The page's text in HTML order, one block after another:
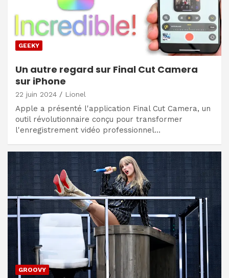
GEEKY
Un autre regard sur Final Cut Camera
sur iPhone
22 juin 2024 Lionel
Apple a présenté l'application Final Cut Camera, un
outil révolutionnaire conçu pour transformer
l'enregistrement vidéo professionnel…
GROOVY